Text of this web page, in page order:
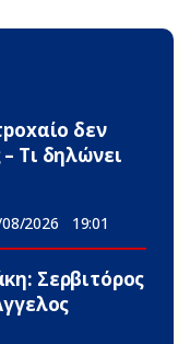
δεν
Τι δηλώνει
2026 19:01
Σερβιτόρος